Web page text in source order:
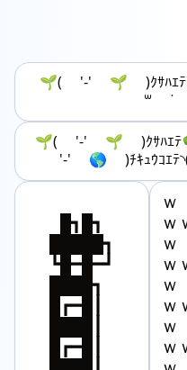
🌱( '-' ‪🌱 )ｸｻﾊｴ
꒳ ˙
🌱( '-' ‪🌱 )ｸｻﾊｴ
'-' 🌎 )ﾁｷｭｳｺｴﾃ
︎︎ █┓█┓
█████┓
┗█━█━┛
████┓
█┏━█┃
█┏━█┃
ｗ
ｗ
ｗ
ｗ
ｗ
ｗ
ｗ
ｗ